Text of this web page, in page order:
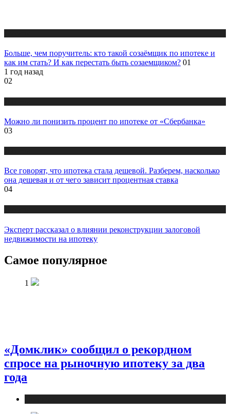
Больше, чем поручитель: кто такой созаёмщик по ипотеке и
как им стать? И как перестать быть созаемщиком? 01
1 год назад
02
Можно ли понизить процент по ипотеке от «Сбербанка»
03
Все говорят, что ипотека стала дешевой. Разберем, насколько
она дешевая и от чего зависит процентная ставка
04
Эксперт рассказал о влиянии реконструкции залоговой
недвижимости на ипотеку
Самое популярное
1
«Домклик» сообщил о рекордном
спросе на рыночную ипотеку за два
года